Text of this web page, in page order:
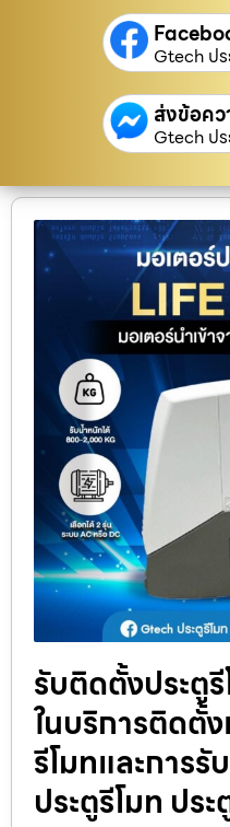
Gtech ปร
ส่งข้อค
Gtech ปร
รับติดตั้งประตู
ในบริการติดตั้
รีโมทและการรั
ประตูรีโมท ปร